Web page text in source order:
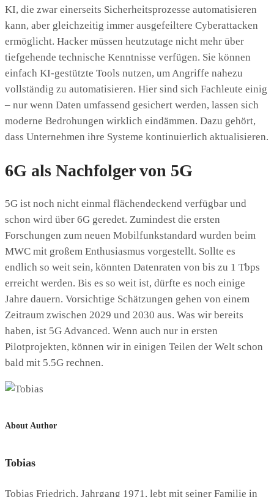
KI, die zwar einerseits Sicherheitsprozesse automatisieren
kann, aber gleichzeitig immer ausgefeiltere Cyberattacken
ermöglicht. Hacker müssen heutzutage nicht mehr über
tiefgehende technische Kenntnisse verfügen. Sie können
einfach KI-gestützte Tools nutzen, um Angriffe nahezu
vollständig zu automatisieren. Hier sind sich Fachleute einig
– nur wenn Daten umfassend gesichert werden, lassen sich
moderne Bedrohungen wirklich eindämmen. Dazu gehört,
dass Unternehmen ihre Systeme kontinuierlich aktualisieren.
6G als Nachfolger von 5G
5G ist noch nicht einmal flächendeckend verfügbar und
schon wird über 6G geredet. Zumindest die ersten
Forschungen zum neuen Mobilfunkstandard wurden beim
MWC mit großem Enthusiasmus vorgestellt. Sollte es
endlich so weit sein, könnten Datenraten von bis zu 1 Tbps
erreicht werden. Bis es so weit ist, dürfte es noch einige
Jahre dauern. Vorsichtige Schätzungen gehen von einem
Zeitraum zwischen 2029 und 2030 aus. Was wir bereits
haben, ist 5G Advanced. Wenn auch nur in ersten
Pilotprojekten, können wir in einigen Teilen der Welt schon
bald mit 5.5G rechnen.
About Author
Tobias
Tobias Friedrich, Jahrgang 1971, lebt mit seiner Familie in